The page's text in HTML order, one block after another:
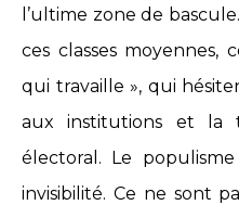
l’ultime zone de
ces classes moyennes,
qui travaille », qui
aux institutions et la
électoral. Le
invisibilité. Ce ne sont